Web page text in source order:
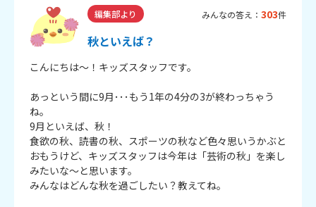
編集部より みんなの答え： 303件
秋といえば？
こんにちは～！キッズスタッフです。
あっという間に9月･･･もう1年の4分の3が終わっちゃう
ね。
9月といえば、秋！
食欲の秋、読書の秋、スポーツの秋など色々思いうかぶと
おもうけど、キッズスタッフは今年は「芸術の秋」を楽し
みたいな～と思います。
みんなはどんな秋を過ごしたい？教えてね。